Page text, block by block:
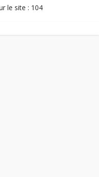
le site : 104